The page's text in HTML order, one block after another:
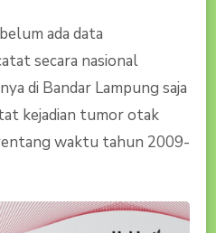
ada data
secara nasional
di Bandar Lampung saja
kejadian tumor otak
waktu tahun 2009-